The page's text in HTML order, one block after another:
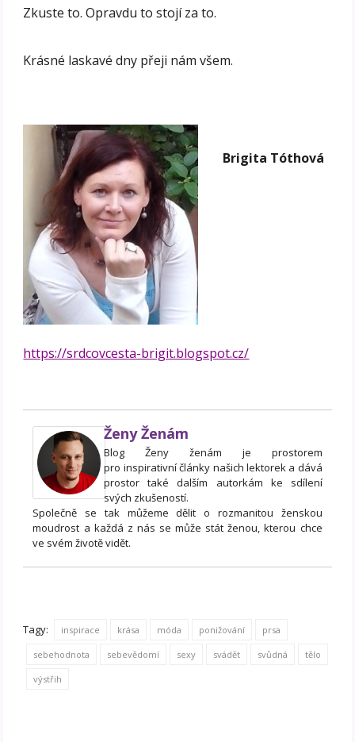
Zkuste to. Opravdu to stojí za to.
Krásné laskavé dny přeji nám všem.
Brigita Tóthová
https://srdcovcesta-brigit.blogspot.cz/
Ženy Ženám
Blog Ženy ženám je prostorem
pro inspirativní články našich lektorek a dává
prostor také dalším autorkám ke sdílení
svých zkušeností.
Společně se tak můžeme dělit o rozmanitou ženskou
moudrost a každá z nás se může stát ženou, kterou chce
ve svém životě vidět.
Tagy: inspirace krása móda ponižování prsa
sebehodnota sebevědomí sexy svádět svůdná tělo
výstřih